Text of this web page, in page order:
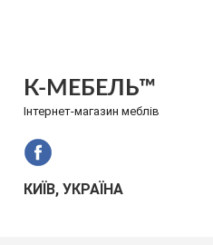
К-МЕБЕЛЬ™
Інтернет-магазин меблів
КИЇВ, УКРАЇНА